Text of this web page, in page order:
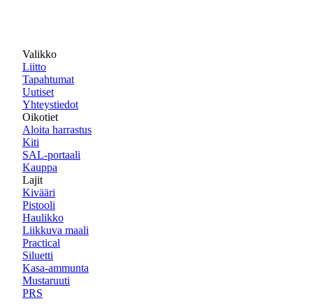
Valikko
Liitto
Tapahtumat
Uutiset
Yhteystiedot
Oikotiet
Aloita harrastus
Kiti
SAL-portaali
Kauppa
Lajit
Kivääri
Pistooli
Haulikko
Liikkuva maali
Practical
Siluetti
Kasa-ammunta
Mustaruuti
PRS